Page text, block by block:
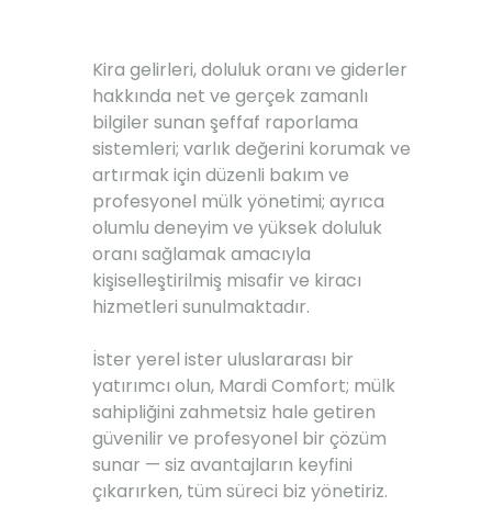
Kira gelirleri, doluluk oranı ve giderler
hakkında net ve gerçek zamanlı
bilgiler sunan şeffaf raporlama
sistemleri; varlık değerini korumak ve
artırmak için düzenli bakım ve
profesyonel mülk yönetimi; ayrıca
olumlu deneyim ve yüksek doluluk
oranı sağlamak amacıyla
kişiselleştirilmiş misafir ve kiracı
hizmetleri sunulmaktadır.
İster yerel ister uluslararası bir
yatırımcı olun, Mardi Comfort; mülk
sahipliğini zahmetsiz hale getiren
güvenilir ve profesyonel bir çözüm
sunar — siz avantajların keyfini
çıkarırken, tüm süreci biz yönetiriz.